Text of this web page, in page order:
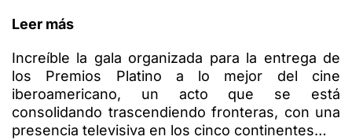
Leer más
Increíble la gala organizada para la entrega de
los Premios Platino a lo mejor del cine
iberoamericano, un acto que se está
consolidando trascendiendo fronteras, con una
presencia televisiva en los cinco continentes…